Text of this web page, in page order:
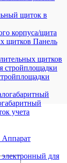
щиток в
корпуса/щита
Панель
щитков
учета
Аппарат
В
К